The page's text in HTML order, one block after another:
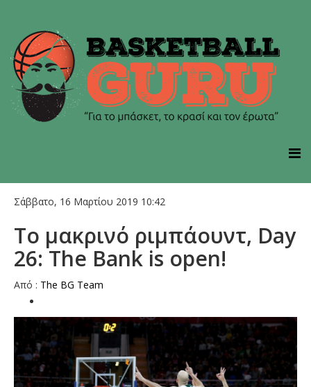
Σάββατο, 16 Μαρτίου 2019 10:42
To μακρινό ριμπάουντ, Day
26: Τhe Bank is open!
Aπό : The BG Team